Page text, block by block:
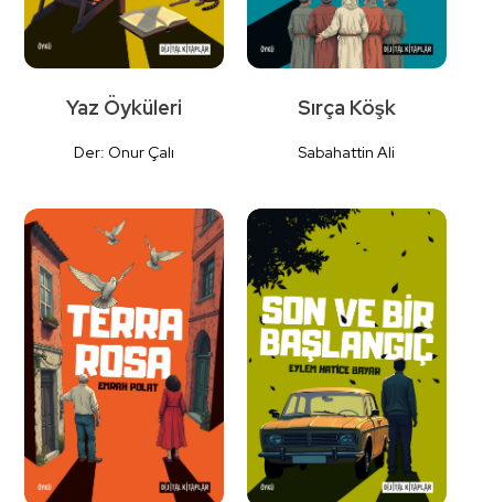
Detaylı
İncele
Yaz Öyküleri
Der: Onur Çalı
Detaylı
İncele
Sırça Köşk
Sabahattin Ali